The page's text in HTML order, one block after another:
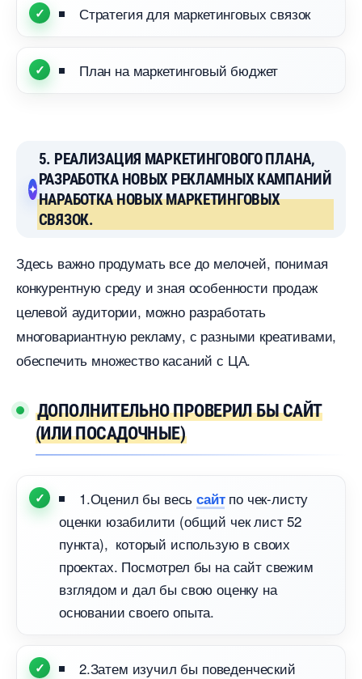
Стратегия для маркетинговых связок
План на маркетинговый бюджет
5. РЕАЛИЗАЦИЯ МАРКЕТИНГОВОГО ПЛАНА,
РАЗРАБОТКА НОВЫХ РЕКЛАМНЫХ КАМПАНИЙ
НАРАБОТКА НОВЫХ МАРКЕТИНГОВЫХ
СВЯЗОК.
Здесь важно продумать все до мелочей, понимая
конкурентную среду и зная особенности продаж
целевой аудитории, можно разработать
многовариантную рекламу, с разными креативами,
обеспечить множество касаний с ЦА.
ДОПОЛНИТЕЛЬНО ПРОВЕРИЛ БЫ САЙТ
(ИЛИ ПОСАДОЧНЫЕ)
1.Оценил бы весьсайтпо чек-листу
оценки юзабилити (общий чек лист 52
пункта), который использую в своих
проектах. Посмотрел бы на сайт свежим
зглядом и дал бы свою оценку на
основании своего опыта.
2.Затем изучил бы поведенческий